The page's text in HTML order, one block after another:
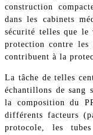
construction
dans les cabinets
sécurité telles que
protection contre les
contribuent à la
La tâche de telles
échantillons de sang
la composition du
différents facteurs
protocole, les